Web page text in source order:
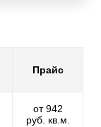
Прайс
от 942
руб. кв.м.